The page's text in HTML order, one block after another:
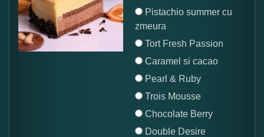
Pistachio summer cu
zmeura
Tort Fresh Passion
Caramel si cacao
Pearl & Ruby
Trois Mousse
Chocolate Berry
Double Desire